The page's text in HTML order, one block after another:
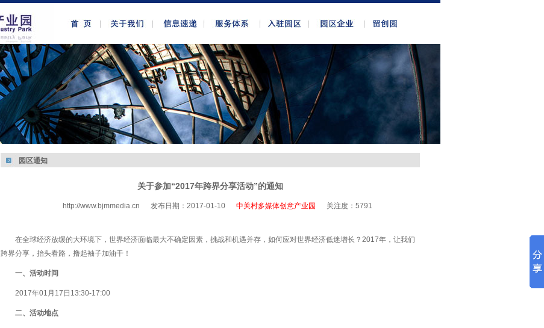
园区通知
关于参加“2017年跨界分享活动”的通知
http://www.bjmmedia.cn 发布日期：2017-01-10 中关村多媒体创意产业园 关注度： 5791
在全球经济放缓的大环境下，世界经济面临最大不确定因素，挑战和机遇并存，如何应对世界经济低迷增长？2017年，让我们
跨界分享，抬头看路，撸起袖子加油干！
一、活动时间
2017年01月17日13:30-17:00
二、活动地点